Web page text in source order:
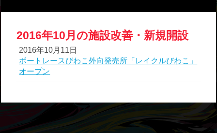
2016年10月の施設改善・新規開設
2016年10月11日
ボートレースびわこ外向発売所「レイクルびわこ」
オープン